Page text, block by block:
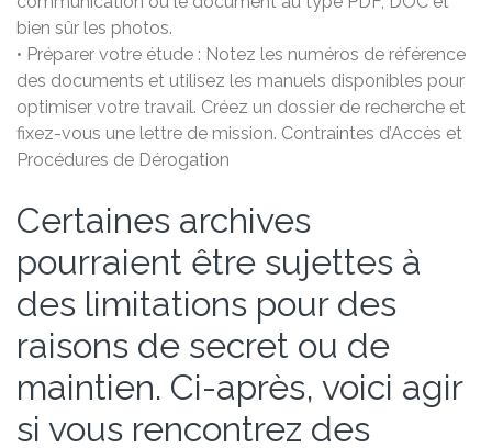
bien sûr les photos.
• Préparer votre étude : Notez les numéros de référence
des documents et utilisez les manuels disponibles pour
optimiser votre travail. Créez un dossier de recherche et
fixez-vous une lettre de mission. Contraintes d’Accès et
Procédures de Dérogation
Certaines archives
pourraient être sujettes à
des limitations pour des
raisons de secret ou de
maintien. Ci-après, voici agir
si vous rencontrez des